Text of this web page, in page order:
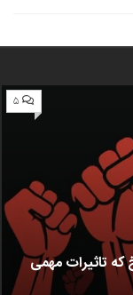
۵
که تاثیرات مهمی